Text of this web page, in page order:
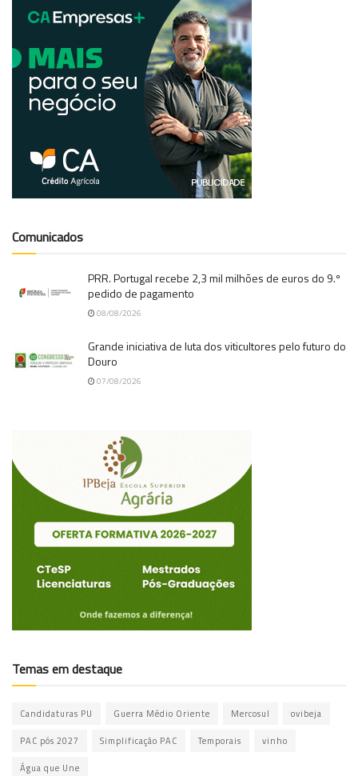
Comunicados
PRR. Portugal recebe 2,3 mil milhões de euros do 9.º
pedido de pagamento
08/08/2026
Grande iniciativa de luta dos viticultores pelo futuro do
Douro
07/08/2026
Temas em destaque
Candidaturas PU Guerra Médio Oriente Mercosul ovibeja
PAC pós 2027 Simplificação PAC Temporais vinho
Água que Une